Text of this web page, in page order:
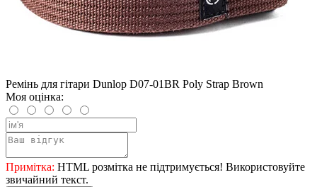
Ремінь для гітари Dunlop D07-01BR Poly Strap Brown
Моя оцінка:
Примітка: HTML розмітка не підтримується! Використовуйте
звичайний текст.